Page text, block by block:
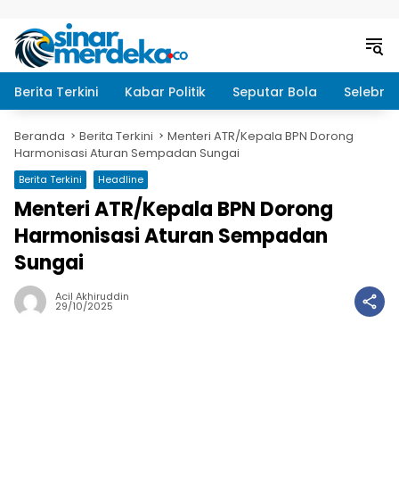
Berita Terkini Kabar Politik Seputar Bola
Beranda Berita Terkini
Menteri ATR/Kepala BPN Dorong
Harmonisasi Aturan Sempadan Sungai
Berita Terkini Headline
Menteri ATR/Kepala BPN Dorong
Harmonisasi Aturan Sempadan
Sungai
Acil Akhiruddin
29/10/2025